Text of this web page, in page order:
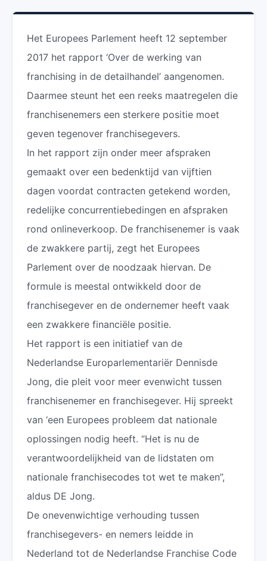
Het Europees Parlement heeft 12 september
2017 het rapport ‘Over de werking van
franchising in de detailhandel’ aangenomen.
Daarmee steunt het een reeks maatregelen die
franchisenemers een sterkere positie moet
geven tegenover franchisegevers.
In het rapport zijn onder meer afspraken
gemaakt over een bedenktijd van vijftien
dagen voordat contracten getekend worden,
redelijke concurrentiebedingen en afspraken
rond onlineverkoop. De franchisenemer is vaak
de zwakkere partij, zegt het Europees
Parlement over de noodzaak hiervan. De
formule is meestal ontwikkeld door de
franchisegever en de ondernemer heeft vaak
een zwakkere financiële positie.
Het rapport is een initiatief van de
Nederlandse Europarlementariër Dennisde
Jong, die pleit voor meer evenwicht tussen
franchisenemer en franchisegever. Hij spreekt
van ‘een Europees probleem dat nationale
oplossingen nodig heeft. “Het is nu de
verantwoordelijkheid van de lidstaten om
nationale franchisecodes tot wet te maken”,
aldus DE Jong.
De onevenwichtige verhouding tussen
franchisegevers- en nemers leidde in
Nederland tot de Nederlandse Franchise Code